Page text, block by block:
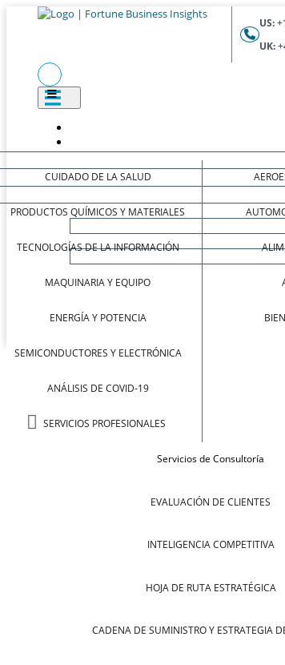
US:
UK:
CUIDADO DE LA SALUD
PRODUCTOS QUÍMICOS Y MATERIALES
TECNOLOGÍAS DE LA INFORMACIÓN
MAQUINARIA Y EQUIPO
ENERGÍA Y POTENCIA
SEMICONDUCTORES Y ELECTRÓNICA
ANÁLISIS DE COVID-19
SERVICIOS PROFESIONALES
Servicios de Consultoría
EVALUACIÓN DE CLIENTES
INTELIGENCIA COMPETITIVA
HOJA DE RUTA ESTRATÉGICA
CADENA DE SUMINISTRO Y ESTRATEGIA